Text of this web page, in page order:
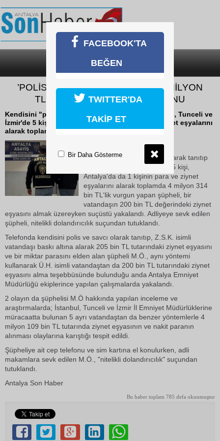
SON DAKİKA
’POLİSİM’, ’SAVCIYIM’ DİYEREK 4 MİLYON
TL’LİK ZİYNET EŞYASI VURGUNU
Kendisini "polis" ve "savcı" olarak tanıtıp İstanbul, Tunceli ve
İzmir'de 5 kişi, Antalya'da da 1 kişinin para ve ziynet eşyalarını
alarak toplamda 4 milyon...
29 Kasım 2024 Cuma 16:23
Kendisini "polis" ve "savcı" olarak tanıtıp
İstanbul, Tunceli ve İzmir'de 5 kişi,
Antalya'da da 1 kişinin para ve ziynet
eşyalarını alarak toplamda 4 milyon 314
bin TL'lik vurgun yapan şüpheli, bir
vatandaşın 200 bin TL değerindeki ziynet
eşyasını almak üzereyken suçüstü yakalandı. Adliyeye sevk edilen
şüpheli, nitelikli dolandırıcılık suçundan tutuklandı.
Telefonda kendisini polis ve savcı olarak tanıtıp, Z.S.K. isimli
vatandaşı baskı altına alarak 205 bin TL tutarındaki ziynet eşyasını
ve bir miktar parasını elden alan şüpheli M.Ö., aynı yöntemi
kullanarak Ü.H. isimli vatandaştan da 200 bin TL tutarındaki ziynet
eşyasını alma teşebbüsünde bulunduğu anda Antalya Emniyet
Müdürlüğü ekiplerince yapılan çalışmalarda yakalandı.
2 olayın da şüphelisi M.Ö hakkında yapılan inceleme ve
araştırmalarda; İstanbul, Tunceli ve İzmir İl Emniyet Müdürlüklerine
müracaatta bulunan 5 ayrı vatandaştan da benzer yöntemlerle 4
milyon 109 bin TL tutarında ziynet eşyasının ve nakit paranın
alınması olaylarına karıştığı tespit edildi.
Şüpheliye ait cep telefonu ve sim kartına el konulurken, adli
makamlara sevk edilen M.Ö., "nitelikli dolandırıcılık" suçundan
tutuklandı.
Antalya Son Haber
Bu haber toplam 785 defa okunmuştur
FACEBOOK'TA
BEĞEN
TWITTER'DA
TAKİP ET
Bir Daha Gösterme